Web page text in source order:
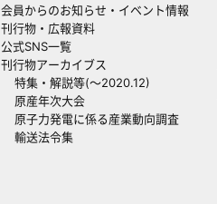
会員からのお知らせ・イベント情報
刊行物・広報資料
公式SNS一覧
刊行物アーカイブス
特集・解説等(～2020.12)
原産年次大会
原子力発電に係る産業動向調査
輸送法令集